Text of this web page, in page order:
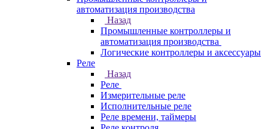
автоматизация производства
Назад
Промышленные контроллеры и
автоматизация производства
Логические контроллеры и аксессуары
Реле
Назад
Реле
Измерительные реле
Исполнительные реле
Реле времени, таймеры